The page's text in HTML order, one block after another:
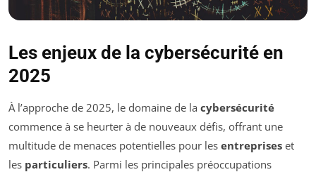
Les enjeux de la cybersécurité en
2025
À l’approche de 2025, le domaine de la cybersécurité
commence à se heurter à de nouveaux défis, offrant une
multitude de menaces potentielles pour les entreprises et
les particuliers. Parmi les principales préoccupations